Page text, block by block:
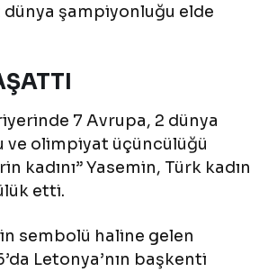
dünya şampiyonluğu elde
7 Avrupa, 2 dünya
ve olimpiyat üçüncülüğü
kadını” Yasemin, Türk kadın
etti.
sembolü haline gelen
Letonya’nın başkenti